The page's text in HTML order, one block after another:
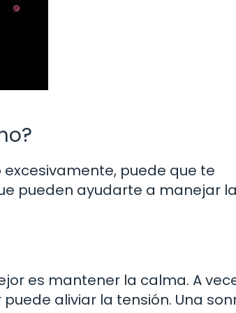
puede que te
pueden ayudarte a manejar la
es mantener la calma. A
aliviar la tensión. Una